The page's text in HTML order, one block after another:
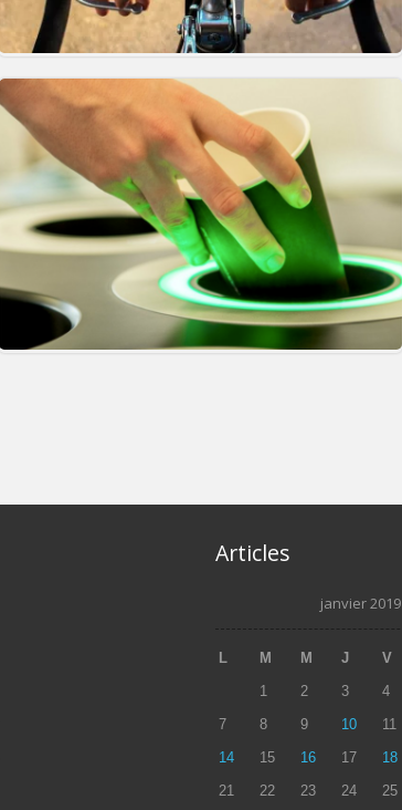
Autoroutes pour cyclistes ?
Articles
janvier 2019
L M M J V
1
2 3 4
7
8 9 10 11
14
15 16 17 18
21
22 23 24 25